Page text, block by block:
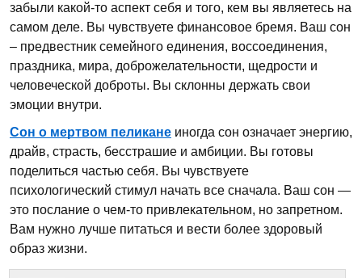
забыли какой-то аспект себя и того, кем вы являетесь на
самом деле. Вы чувствуете финансовое бремя. Ваш сон
– предвестник семейного единения, воссоединения,
праздника, мира, доброжелательности, щедрости и
человеческой доброты. Вы склонны держать свои
эмоции внутри.
Сон о мертвом пеликане иногда сон означает энергию,
драйв, страсть, бесстрашие и амбиции. Вы готовы
поделиться частью себя. Вы чувствуете
психологический стимул начать все сначала. Ваш сон —
это послание о чем-то привлекательном, но запретном.
Вам нужно лучше питаться и вести более здоровый
образ жизни.